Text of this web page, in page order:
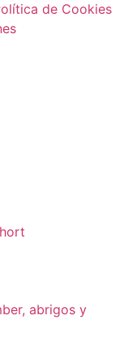
de Cookies
abrigos y